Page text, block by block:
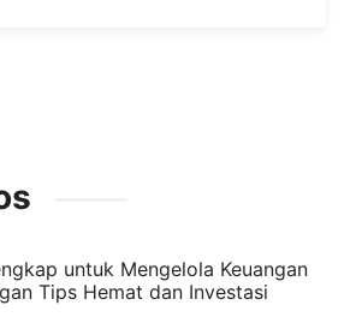
untuk Mengelola Keuangan
Tips Hemat dan Investasi